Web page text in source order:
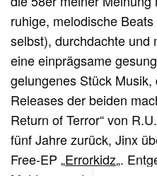
ruhige, melodische
selbst), durchdachte und
eine einprägsame
gelungenes Stück
Releases der beiden
Return of Terror“ von
fünf Jahre zurück, Jinx
Free-EP „Errorkidz„.